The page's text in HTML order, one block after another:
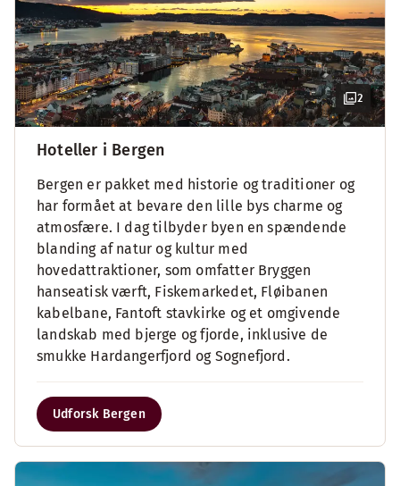
2
Hoteller i Bergen
Bergen er pakket med historie og traditioner og
har formået at bevare den lille bys charme og
atmosfære. I dag tilbyder byen en spændende
blanding af natur og kultur med
hovedattraktioner, som omfatter Bryggen
hanseatisk værft, Fiskemarkedet, Fløibanen
kabelbane, Fantoft stavkirke og et omgivende
landskab med bjerge og fjorde, inklusive de
smukke Hardangerfjord og Sognefjord.
Udforsk Bergen